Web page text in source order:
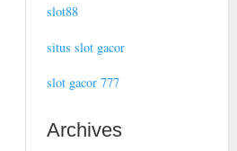
slot88
situs slot gacor
slot gacor 777
Archives